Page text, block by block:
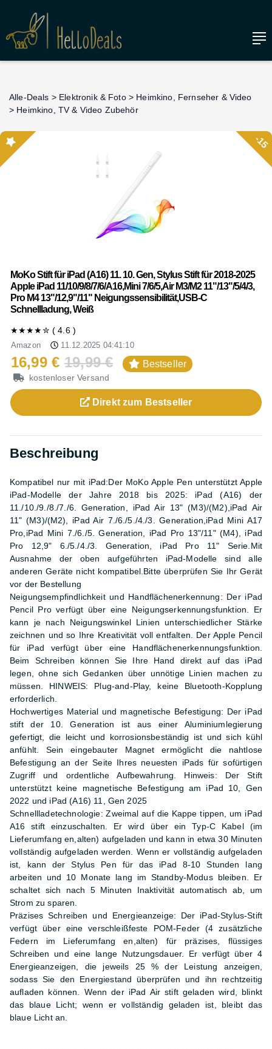
Alle-Deals > Elektronik & Foto> Heimkino, Fernseher & Video
> Heimkino, TV & Video Zubehör
MoKo Stift für iPad (A16) 11. 10. Gen, Stylus Stift für 2018-2025
Apple iPad 11/10/9/8/7/6/A16,Mini 7/6/5,Air M3/M2 11"/13"/5/4/3,
Pro M4 13"/12,9"/11" Neigungssensibilität,USB-C
Schnellladung, Weiß
★★★★✮ (4.6)
Amazon 11.12.2025 04:41:10
16,99 € 19,99 € Bestseller
kostenloser Versand
Direkt zum Bestseller
Beschreibung
Kompatibel nur mit iPad:Der MoKo Apple Pen unterstützt Apple
iPad-Modelle der Jahre 2018 bis 2025: iPad (A16) der
11./10./9./8./7./6. Generation, iPad Air 13" (M3)/(M2),iPad Air
11" (M3)/(M2), iPad Air 7./6./5./4./3. Generation,iPad Mini A17
Pro,iPad Mini 7./6./5. Generation, iPad Pro 13"/11" (M4), iPad
Pro 12,9" 6./5./4./3. Generation, iPad Pro 11" Serie.Mit
Ausnahme der oben aufgeführten iPad-Modelle sind alle
anderen Geräte nicht kompatibel.Bitte überprüfen Sie Ihr Gerät
vor der Bestellung
Neigungsempfindlichkeit und Handflächenerkennung: Der iPad
Pencil Pro verfügt über eine Neigungserkennungsfunktion. Er
kann je nach Neigungswinkel Linien unterschiedlicher Stärke
zeichnen und so Ihre Kreativität voll entfalten. Der Apple Pencil
für iPad verfügt über eine Handflächenerkennungsfunktion.
Beim Schreiben können Sie Ihre Hand direkt auf das iPad
legen, ohne sich Gedanken über unnötige Linien machen zu
müssen. HINWEIS: Plug-and-Play, keine Bluetooth-Kopplung
erforderlich.
Hochwertiges Material und magnetische Befestigung: Der iPad
stift der 10. Generation ist aus einer Aluminiumlegierung
gefertigt, die leicht und korrosionsbeständig ist und sich kühl
anfühlt. Sein eingebauter Magnet ermöglicht die nahtlose
Befestigung an der Seite Ihres neuesten iPads für sofürtigen
Zugriff und ordentliche Aufbewahrung. Hinweis: Der Stift
unterstützt keine magnetische Befestigung am iPad 10, Gen
2022 und iPad (A16) 11, Gen 2025
Schnellladetechnologie: Zweimal auf die Kappe tippen, um iPad
A16 stift einzuschalten. Er wird über ein Typ-C Kabel (im
Lieferumfang en,alten) aufgeladen und kann in etwa 30 Minuten
vollständig aufgeladen werden. Wenn er vollständig aufgeladen
ist, kann der Stylus Pen für das iPad 8-10 Stunden lang
arbeiten und 10 Monate lang im Standby-Modus bleiben. Er
schaltet sich nach 5 Minuten Inaktivität automatisch ab, um
Strom zu sparen.
Präzises Schreiben und Energieanzeige: Der iPad-Stylus-Stift
verfügt über eine verschleißfeste POM-Feder (4 zusätzliche
Federn im Lieferumfang en,alten) für präzises, flüssiges
Schreiben und eine lange Nutzungsdauer. Er verfügt über 4
Energieanzeigen, die jeweils 25 % der Leistung anzeigen,
sodass Sie den Energiestand überprüfen und ihn rechtzeitig
aufladen können. Wenn der iPad Air stift geladen wird, blinkt
das blaue Licht; wenn er vollständig geladen ist, bleibt das
blaue Licht an.
-15